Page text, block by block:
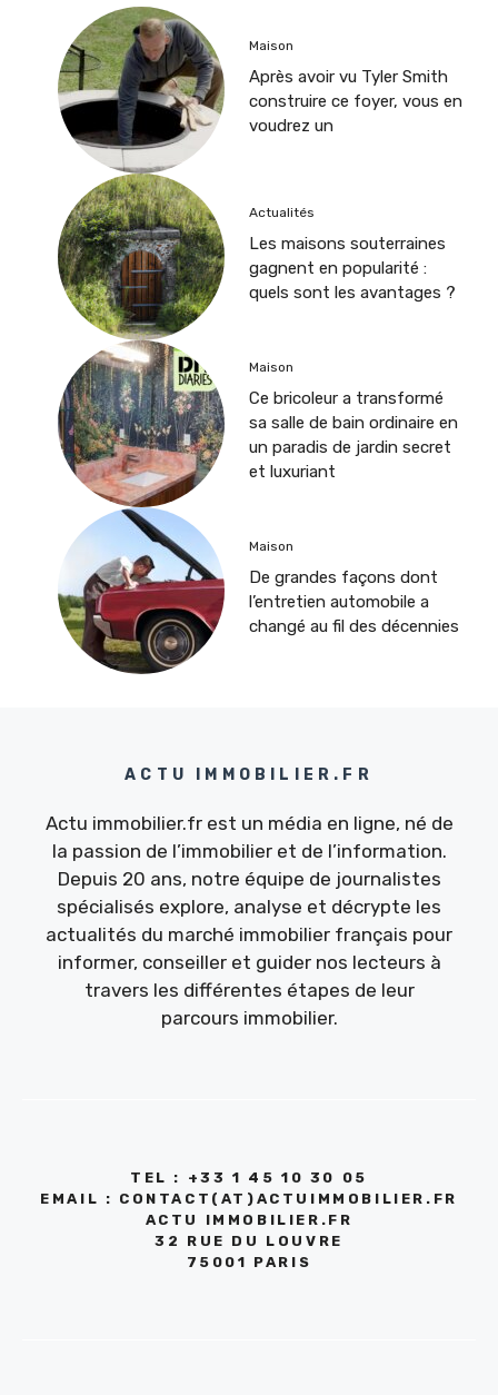
Maison
Après avoir vu Tyler Smith
construire ce foyer, vous en
voudrez un
Actualités
Les maisons souterraines
gagnent en popularité :
quels sont les avantages ?
Maison
Ce bricoleur a transformé
sa salle de bain ordinaire en
un paradis de jardin secret
et luxuriant
Maison
De grandes façons dont
l’entretien automobile a
changé au fil des décennies
ACTU IMMOBILIER.FR
Actu immobilier.fr est un média en ligne, né de
la passion de l’immobilier et de l’information.
Depuis 20 ans, notre équipe de journalistes
spécialisés explore, analyse et décrypte les
actualités du marché immobilier français pour
informer, conseiller et guider nos lecteurs à
travers les différentes étapes de leur
parcours immobilier.
TEL : +33 1 45 10 30 05
EMAIL : CONTACT(AT)ACTUIMMOBILIER.FR
ACTU IMMOBILIER.FR
32 RUE DU LOUVRE
75001 PARIS